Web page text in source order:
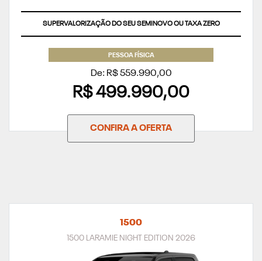
SUPERVALORIZAÇÃO DO SEU SEMINOVO OU TAXA ZERO
PESSOA FÍSICA
De: R$ 559.990,00
R$ 499.990,00
CONFIRA A OFERTA
1500
1500 LARAMIE NIGHT EDITION 2026